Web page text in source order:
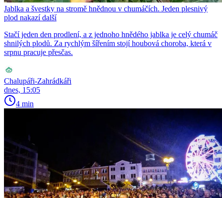
Jablka a švestky na stromě hnědnou v chumáčích. Jeden plesnivý
plod nakazí další
Stačí jeden den prodlení, a z jednoho hnědého jablka je celý chumáč
shnilých plodů. Za rychlým šířením stojí houbová choroba, která v
srpnu pracuje přesčas.
Chalupáři-Zahrádkáři
dnes, 15:05
4 min